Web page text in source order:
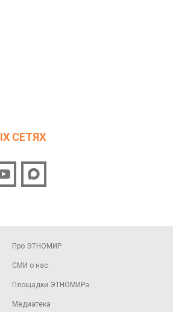
СЕТЯХ
Про ЭТНОМИР
СМИ о нас
Площадки ЭТНОМИРа
Медиатека